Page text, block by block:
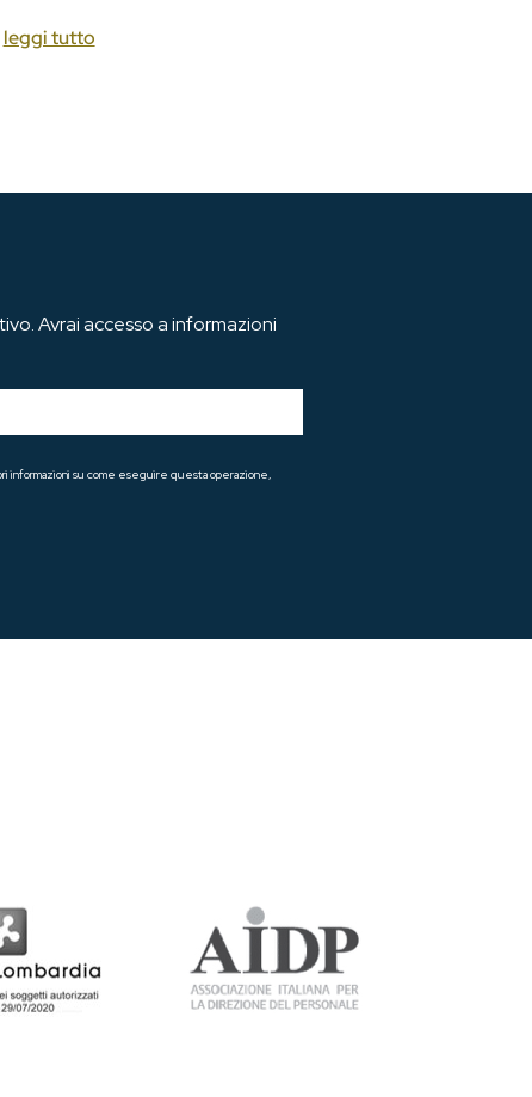
leggi tutto
Avrai accesso a informazioni
informazioni su come eseguire questa operazione,